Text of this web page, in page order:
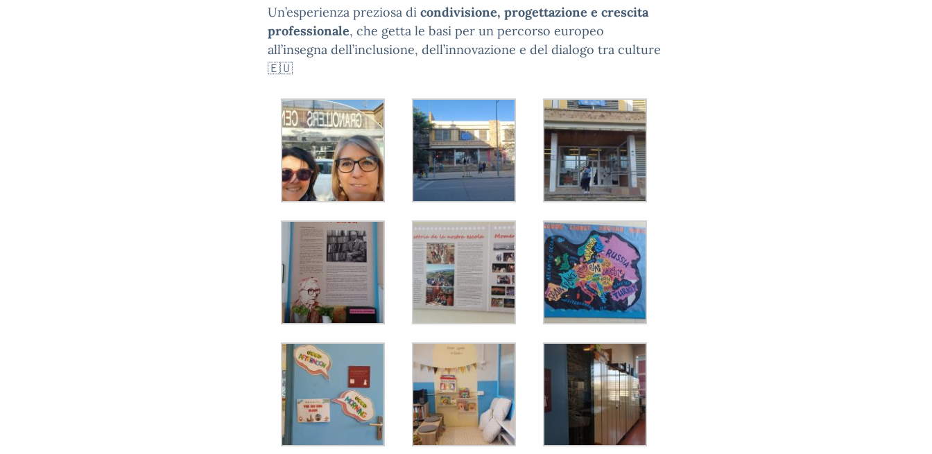
Un’esperienza preziosa di condivisione, progettazione e crescita
professionale, che getta le basi per un percorso europeo
all’insegna dell’inclusione, dell’innovazione e del dialogo tra culture
🇪🇺